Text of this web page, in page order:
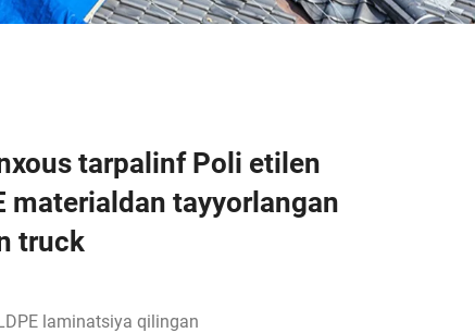
tarpalinf Poli etilen
materialdan tayyorlangan
truck
laminatsiya qilingan